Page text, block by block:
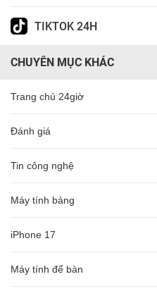
TIKTOK 24H
CHUYÊN MỤC KHÁC
Trang chủ 24giờ
Đánh giá
Tin công nghệ
Máy tính bảng
iPhone 17
Máy tính để bàn